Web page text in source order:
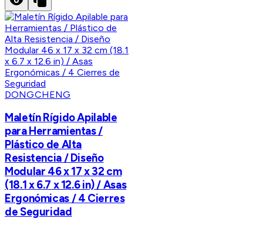
DONGCHENG
Maletín Rígido Apilable
para Herramientas /
Plástico de Alta
Resistencia / Diseño
Modular 46 x 17 x 32 cm
(18.1 x 6.7 x 12.6 in) / Asas
Ergonómicas / 4 Cierres
de Seguridad